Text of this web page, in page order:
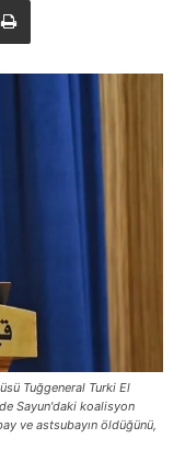
Tuğgeneral Turki El
Sayun'daki koalisyon
ve astsubayın öldüğünü,